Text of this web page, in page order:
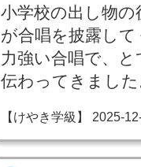
小学校の出し物
が合唱を披露し
力強い合唱で、
伝わってきまし
【けやき学級】 2025-